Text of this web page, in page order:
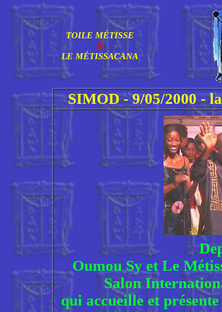
TOILE MÉTISSE
&
LE MÉTISSACANA
SIMOD - 9/05/2000 -
Oumou Sy et Le
Salon
qui accueille et